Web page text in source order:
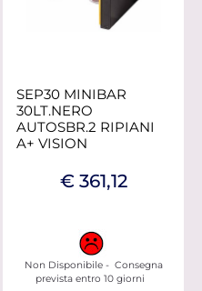
SEP30 MINIBAR
30LT.NERO
AUTOSBR.2 RIPIANI
A+ VISION
€ 361,12
Non Disponibile - Consegna
prevista entro 10 giorni